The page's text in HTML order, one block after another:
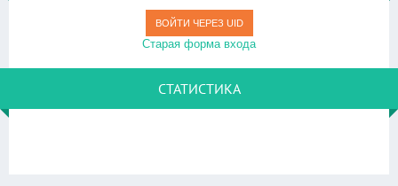
ВОЙТИ ЧЕРЕЗ UID
Старая форма входа
СТАТИСТИКА